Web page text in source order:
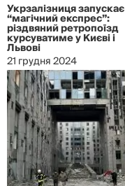
Укрзалізниця запускає
“магічний експрес”:
різдвяний ретропоїзд
курсуватиме у Києві і
Львові
21 грудня 2024